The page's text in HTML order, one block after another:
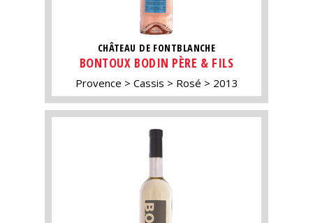
CHÂTEAU DE FONTBLANCHE
BONTOUX BODIN PÈRE & FILS
Provence Cassis Rosé 2013